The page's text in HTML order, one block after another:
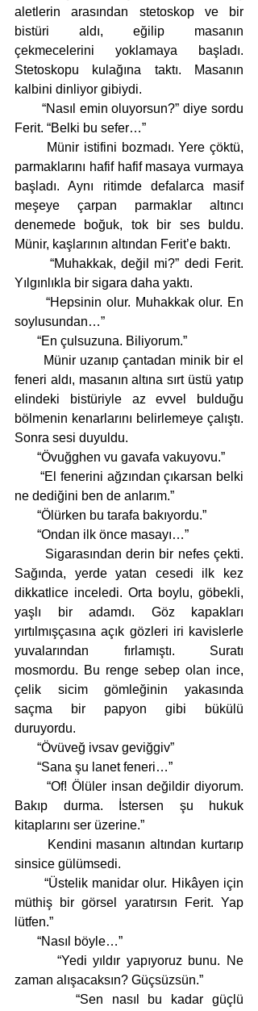
aletlerin arasından stetoskop ve bir
bistüri aldı, eğilip masanın
çekmecelerini yoklamaya başladı.
Stetoskopu kulağına taktı. Masanın
kalbini dinliyor gibiydi.
Ferit. “Belki bu sefer…”
parmaklarını hafif hafif masaya vurmaya
başladı. Aynı ritimde defalarca masif
meşeye çarpan parmaklar altıncı
denemede boğuk, tok bir ses buldu.
Münir, kaşlarının altından Ferit’e baktı.
Yılgınlıkla bir sigara daha yaktı.
       “Hepsinin olur. Muhakkak olur. En
soylusundan…”
       “En çulsuzuna. Biliyorum.”
feneri aldı, masanın altına sırt üstü yatıp
elindeki bistüriyle az evvel bulduğu
bölmenin kenarlarını belirlemeye çalıştı.
Sonra sesi duyuldu.
       “Övuğghen vu gavafa vakuyovu.”
       “El fenerini ağzından çıkarsan belki
ne dediğini ben de anlarım.”
       “Ölürken bu tarafa bakıyordu.”
       “Ondan ilk önce masayı…”
Sağında, yerde yatan cesedi ilk kez
dikkatlice inceledi. Orta boylu, göbekli,
yaşlı bir adamdı. Göz kapakları
yırtılmışçasına açık gözleri iri kavislerle
yuvalarından fırlamıştı. Suratı
mosmordu. Bu renge sebep olan ince,
çelik sicim gömleğinin yakasında
saçma bir papyon gibi bükülü
duruyordu.
       “Övüveğ ivsav geviğgiv”
       “Sana şu lanet feneri…”
       “Of! Ölüler insan değildir diyorum.
Bakıp durma. İstersen şu hukuk
kitaplarını ser üzerine.”
sinsice gülümsedi.
müthiş bir görsel yaratırsın Ferit. Yap
lütfen.”
       “Nasıl böyle…”
zaman alışacaksın? Güçsüzsün.”